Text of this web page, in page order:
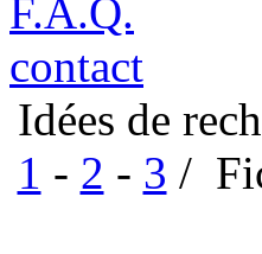
F.A.Q.
contact
Idées de
1 - 2 - 3 /